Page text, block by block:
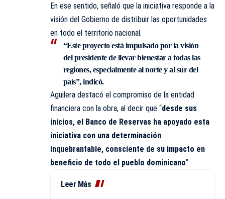
En ese sentido, señaló que la iniciativa responde a la
visión del Gobierno de distribuir las oportunidades
en todo el territorio nacional.
“Este proyecto está impulsado por la visión
del presidente de llevar bienestar a todas las
regiones, especialmente al norte y al sur del
país”, indicó.
Aguilera destacó el compromiso de la entidad
financiera con la obra, al decir que “desde sus
inicios, el Banco de Reservas ha apoyado esta
iniciativa con una determinación
inquebrantable, consciente de su impacto en
beneficio de todo el pueblo dominicano”.
Leer Más